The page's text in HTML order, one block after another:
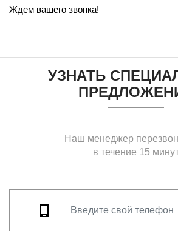
Ждем вашего звонка!
УЗНАТЬ
Наш менеджер
в течение 15